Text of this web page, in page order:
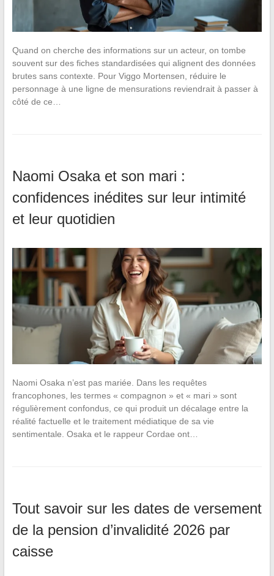
Quand on cherche des informations sur un acteur, on tombe
souvent sur des fiches standardisées qui alignent des données
brutes sans contexte. Pour Viggo Mortensen, réduire le
personnage à une ligne de mensurations reviendrait à passer à
côté de ce…
Naomi Osaka et son mari :
confidences inédites sur leur intimité
et leur quotidien
Naomi Osaka n’est pas mariée. Dans les requêtes
francophones, les termes « compagnon » et « mari » sont
régulièrement confondus, ce qui produit un décalage entre la
réalité factuelle et le traitement médiatique de sa vie
sentimentale. Osaka et le rappeur Cordae ont…
Tout savoir sur les dates de versement
de la pension d’invalidité 2026 par
caisse